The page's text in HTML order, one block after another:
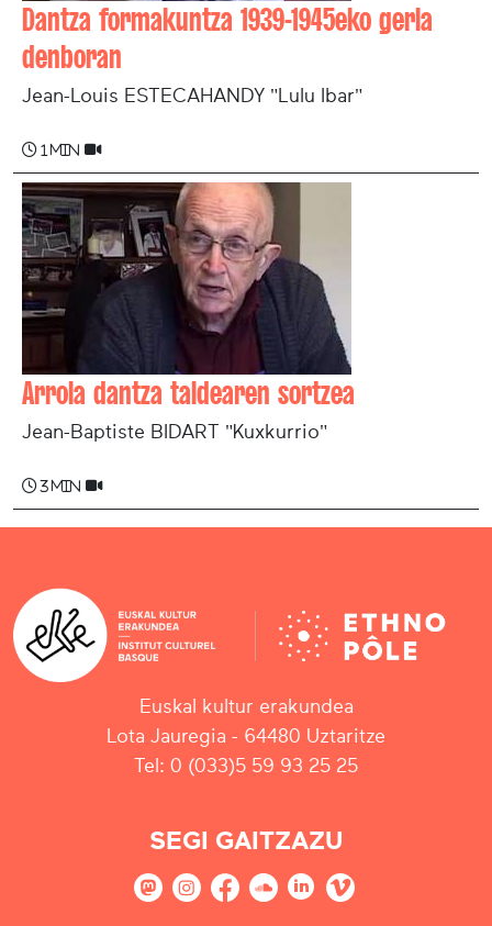
Dantza formakuntza 1939-1945eko gerla
denboran
Jean-Louis ESTECAHANDY "Lulu Ibar"
1 min
Arrola dantza taldearen sortzea
Jean-Baptiste BIDART "Kuxkurrio"
3 min
Euskal kultur erakundea
Lota Jauregia - 64480 Uztaritze
Tel: 0 (033)5 59 93 25 25
SEGI GAITZAZU